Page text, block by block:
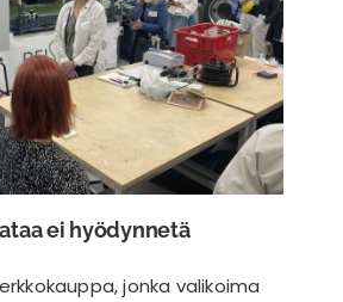
ei hyödynnetä
jonka valikoima